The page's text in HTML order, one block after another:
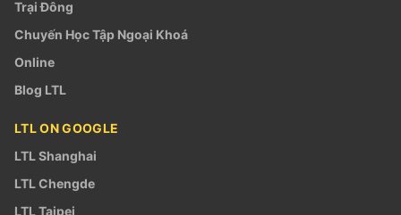
Trại Đông
Chuyến Học Tập Ngoại Khoá
Online
Blog LTL
LTL ON GOOGLE
LTL Shanghai
LTL Chengde
LTL Taipei